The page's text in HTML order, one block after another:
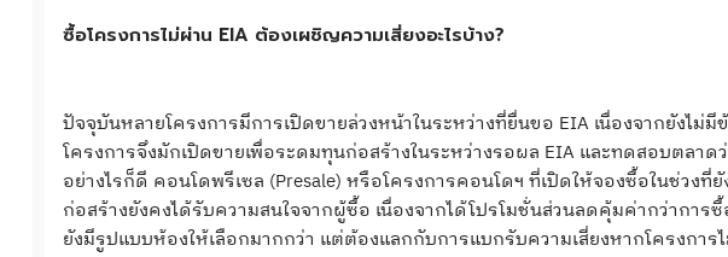
ซื้อโครงการไม่ผ่าน EIA ต้องเผชิญความเสี่ยงอะไรบ้าง?
ปัจจุบันหลายโครงการมีการเปิดขายล่วงหน้าในระหว่างที่ยื่นขอ EIA เนื่องจากยังไม่
โครงการจึงมักเปิดขายเพื่อระดมทุนก่อสร้างในระหว่างรอผล EIA และทดสอบตลาด
อย่างไรก็ดี คอนโดพรีเซล (Presale) หรือโครงการคอนโดฯ ที่เปิดให้จองซื้อในช่วงที่
ก่อสร้างยังคงได้รับความสนใจจากผู้ซื้อ เนื่องจากได้โปรโมชั่นส่วนลดคุ้มค่ากว่ากา
ยังมีรูปแบบห้องให้เลือกมากกว่า แต่ต้องแลกกับการแบกรับความเสี่ยงหากโครงกา